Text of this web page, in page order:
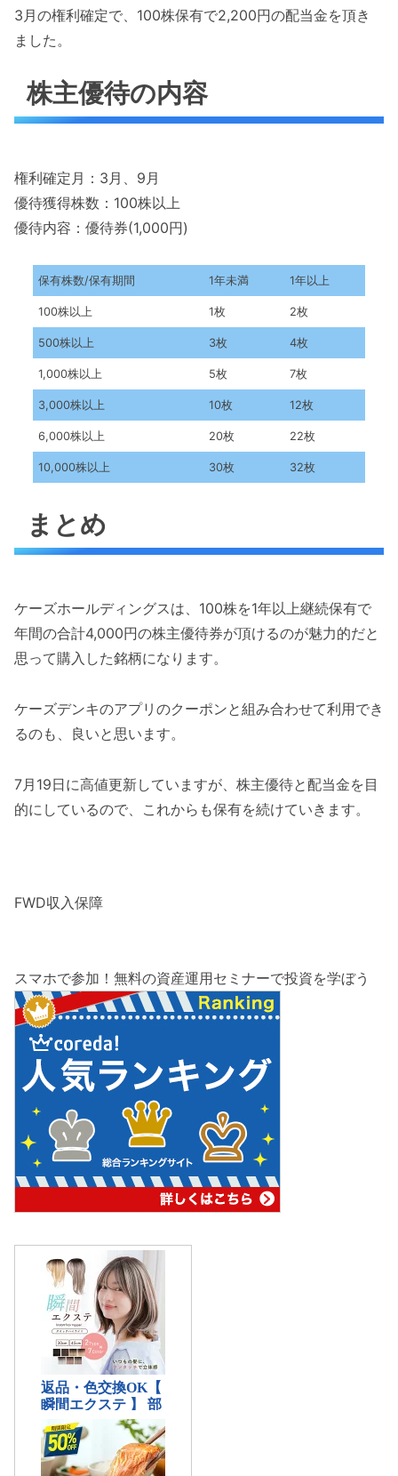
3月の権利確定で、100株保有で2,200円の配当金を頂き
ました。
株主優待の内容
権利確定月：3月、9月
優待獲得株数：100株以上
優待内容：優待券(1,000円)
保有株数/保有期間 1年未満 1年以上
100株以上 1枚 2枚
500株以上 3枚 4枚
1,000株以上 5枚 7枚
3,000株以上 10枚 12枚
6,000株以上 20枚 22枚
10,000株以上 30枚 32枚
まとめ
ケーズホールディングスは、100株を1年以上継続保有で
年間の合計4,000円の株主優待券が頂けるのが魅力的だと
思って購入した銘柄になります。
ケーズデンキのアプリのクーポンと組み合わせて利用でき
るのも、良いと思います。
7月19日に高値更新していますが、株主優待と配当金を目
的にしているので、これからも保有を続けていきます。
FWD収入保障
スマホで参加！無料の資産運用セミナーで投資を学ぼう